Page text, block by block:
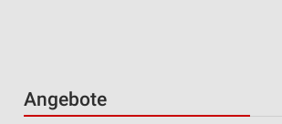
Angebote